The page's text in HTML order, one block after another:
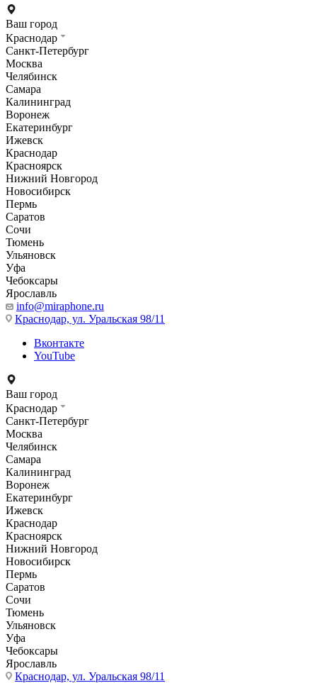
Ваш город
Краснодар
Санкт-Петербург
Москва
Челябинск
Самара
Калининград
Воронеж
Екатеринбург
Ижевск
Краснодар
Красноярск
Нижний Новгород
Новосибирск
Пермь
Саратов
Сочи
Тюмень
Ульяновск
Уфа
Чебоксары
Ярославль
info@miraphone.ru
Краснодар, ул. Уральская 98/11
Вконтакте
YouTube
Ваш город
Краснодар
Санкт-Петербург
Москва
Челябинск
Самара
Калининград
Воронеж
Екатеринбург
Ижевск
Краснодар
Красноярск
Нижний Новгород
Новосибирск
Пермь
Саратов
Сочи
Тюмень
Ульяновск
Уфа
Чебоксары
Ярославль
Краснодар, ул. Уральская 98/11